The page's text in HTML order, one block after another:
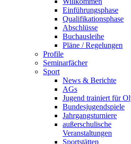
Einführungsphase
Qualifikationsphase
Abschlüsse
Buchausleihe
Pläne / Regelungen
Profile
Seminarfächer
Sport
News & Berichte
AGs
Jugend trainiert für
Bundesjugendspiele
Jahrgangsturniere
außerschulische
Veranstaltungen
Sportstätten